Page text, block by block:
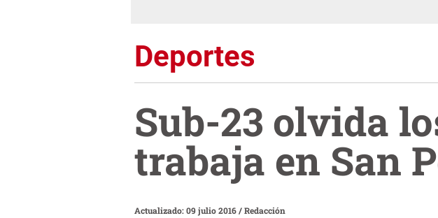
Deportes
Sub-23 olvida
trabaja en San
Actualizado: 09 julio 2016/Redacción